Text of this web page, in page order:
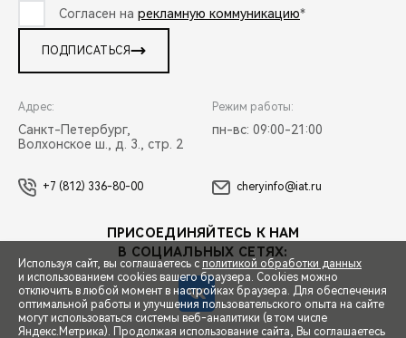
СПЕЦПРЕДЛОЖЕНИЯ
Согласен на рекламную коммуникацию*
ПОДПИСАТЬСЯ
Адрес:
Санкт-Петербург,
Волхонское ш., д. 3., стр. 2
Режим работы:
пн-вс: 09:00-21:00
+7 (812) 336-80-00 cheryinfo@iat.ru
ПРИСОЕДИНЯЙТЕСЬ К НАМ
В СОЦИАЛЬНЫХ СЕТЯХ:
Используя сайт, вы соглашаетесь с политикой обработки данных
и использованием cookies вашего браузера. Cookies можно
отключить в любой момент в настройках браузера. Для обеспечения
оптимальной работы и улучшения пользовательского опыта на сайте
могут использоваться системы веб-аналитики (в том числе
Яндекс.Метрика). Продолжая использование сайта, Вы соглашаетесь